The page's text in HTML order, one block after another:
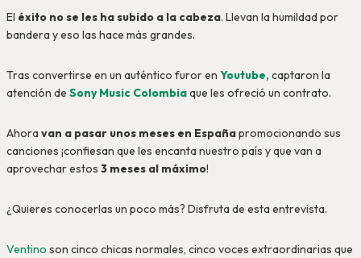
El éxito no se les ha subido a la cabeza. Llevan la humildad por
bandera y eso las hace más grandes.
Tras convertirse en un auténtico furor en Youtube,captaron la
atención de Sony Music Colombiaque les ofreció un contrato.
Ahora van a pasar unos meses en Españapromocionando sus
canciones ¡confiesan que les encanta nuestro país y que van a
aprovechar estos 3 meses al máximo!
¿Quieres conocerlas un poco más? Disfruta de esta entrevista.
Ventino son cinco chicas normales, cinco voces extraordinarias que